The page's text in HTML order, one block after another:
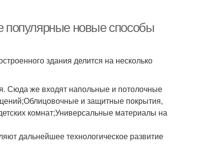
популярные новые способы
здания делится на несколько
Сюда же входят напольные и потолочные
и защитные покрытия,
комнат;Универсальные материалы на
дальнейшее технологическое развитие